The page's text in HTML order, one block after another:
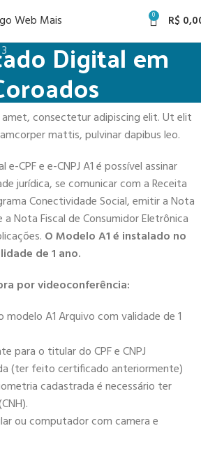
0 R$
Digital em
consectetur adipiscing elit. Ut elit
mattis, pulvinar dapibus leo.
CPF e e-CNPJ A1 é possível assinar
jurídica, se comunicar com a Receita
Conectividade Social, emitir a Nota
a Nota Fiscal de Consumidor Eletrônica
O Modelo A1 é instalado no
de 1 ano.
por videoconferência:
A1 Arquivo com validade de 1
para o titular do CPF e CNPJ
(ter feito certificado anteriormente)
cadastrada é necessário ter
ou computador com camera e